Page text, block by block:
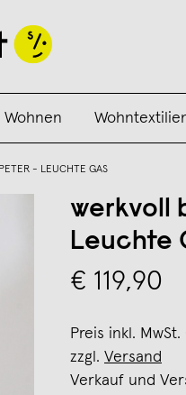
Wohnen
- LEUCHTE GAS
werkvoll
Leuchte
€ 119,90
Preis inkl.
zzgl. Versand
Verkauf und